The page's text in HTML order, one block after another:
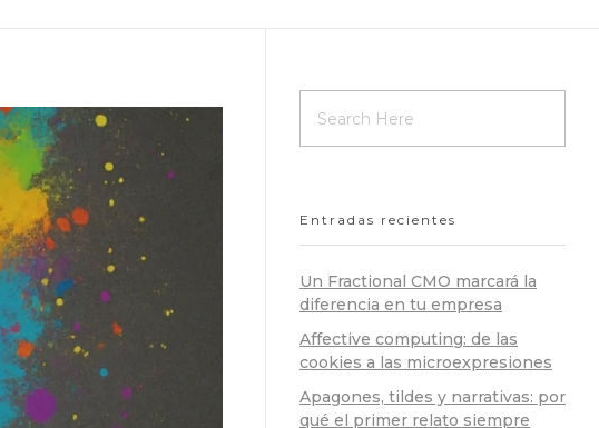
Entradas recientes
Un Fractional CMO marcará la
diferencia en tu empresa
Affective computing: de las
cookies a las microexpresiones
Apagones, tildes y narrativas: por
qué el primer relato siempre